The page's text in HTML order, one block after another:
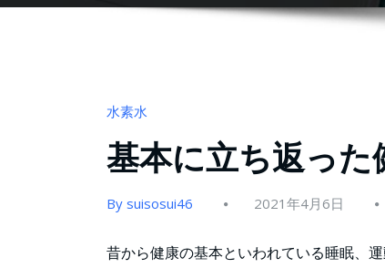
水素水
基本に立ち返った
By suisosui46 2021年4月6日
昔から健康の基本といわれている睡眠、